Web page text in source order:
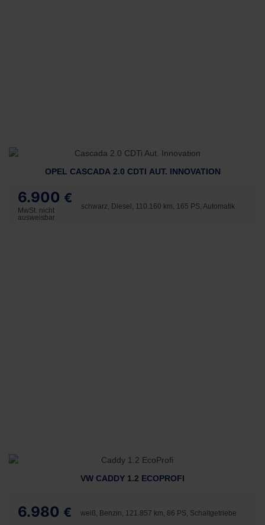
OPEL CASCADA 2.0 CDTI AUT. INNOVATION
6.900 €
MwSt. nicht
ausweisbar
schwarz, Diesel, 110.160 km, 165 PS, Automatik
VW CADDY 1.2 ECOPROFI
6.980 € weiß, Benzin, 121.857 km, 86 PS, Schaltgetriebe